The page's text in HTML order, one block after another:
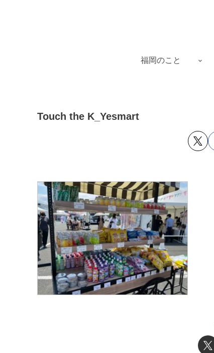
福岡のこと
Touch the K_Yesmart